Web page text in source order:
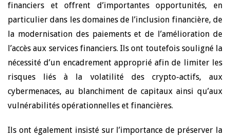
financiers et offrent d’importantes opportunités, en
particulier dans les domaines de l’inclusion financière, de
la modernisation des paiements et de l’amélioration de
l’accès aux services financiers. Ils ont toutefois souligné la
nécessité d’un encadrement approprié afin de limiter les
risques liés à la volatilité des crypto-actifs, aux
cybermenaces, au blanchiment de capitaux ainsi qu’aux
vulnérabilités opérationnelles et financières.
Ils ont également insisté sur l’importance de préserver la